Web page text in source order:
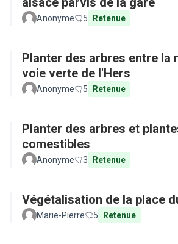
Anonyme 5 Retenue
Planter des arbres entre la
voie verte de l'Hers
Anonyme 5 Retenue
Planter des arbres et
comestibles
Anonyme 3 Retenue
Végétalisation de la place
Marie-Pierre 5 Retenue